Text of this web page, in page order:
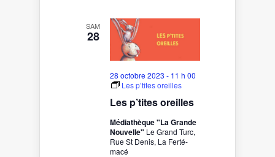
SAM
28
Les p’tites oreilles
28 octobre 2023 - 11 h 00
Les p’tites oreilles
Médiathèque "La Grande
Nouvelle" Le Grand Turc,
Rue St Denis, La Ferté-
macé